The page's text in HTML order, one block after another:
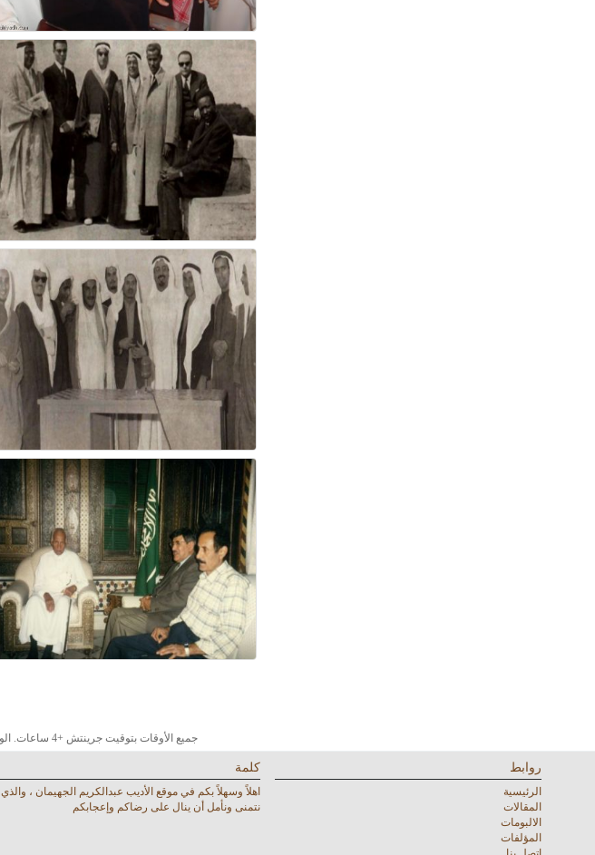
جميع الأوقات بتوقيت جرينتش +4 ساعات. الوقت الآن هو
روابط
الرئيسية
المقالات
الالبومات
المؤلفات
كلمة
اهلاً وسهلاً بكم في موقع الأديب عبدالكريم الجهيمان ، والذي
نتمنى ونأمل أن ينال على رضاكم وإعجابكم